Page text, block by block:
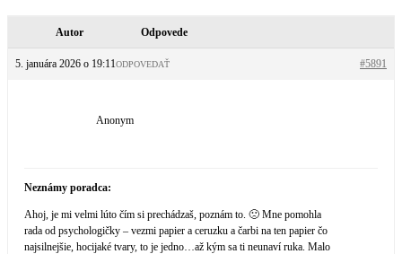
Autor Odpovede
5. januára 2026 o 19:11 #5891
ODPOVEDAŤ
Anonym
Neznámy poradca:
Ahoj, je mi velmi lúto čím si prechádzaš, poznám to. 🙁 Mne pomohla
rada od psychologičky – vezmi papier a ceruzku a čarbi na ten papier čo
najsilnejšie, hocijaké tvary, to je jedno…až kým sa ti neunaví ruka. Malo